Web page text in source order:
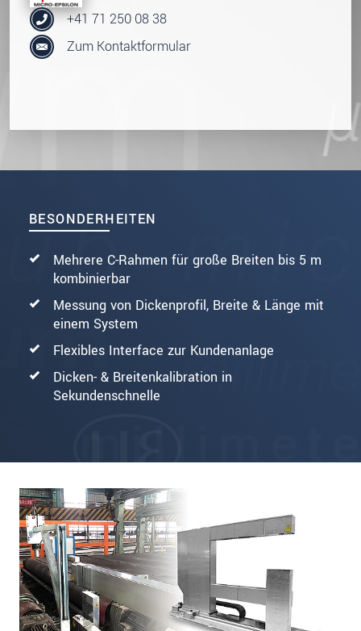
BESONDERHEITEN
Mehrere C-Rahmen für große Breiten bis 5 m
kombinierbar
Messung von Dickenprofil, Breite & Länge mit
einem System
Flexibles Interface zur Kundenanlage
Dicken- & Breitenkalibration in
Sekundenschnelle
+41 71 250 08 38
Zum Kontaktformular